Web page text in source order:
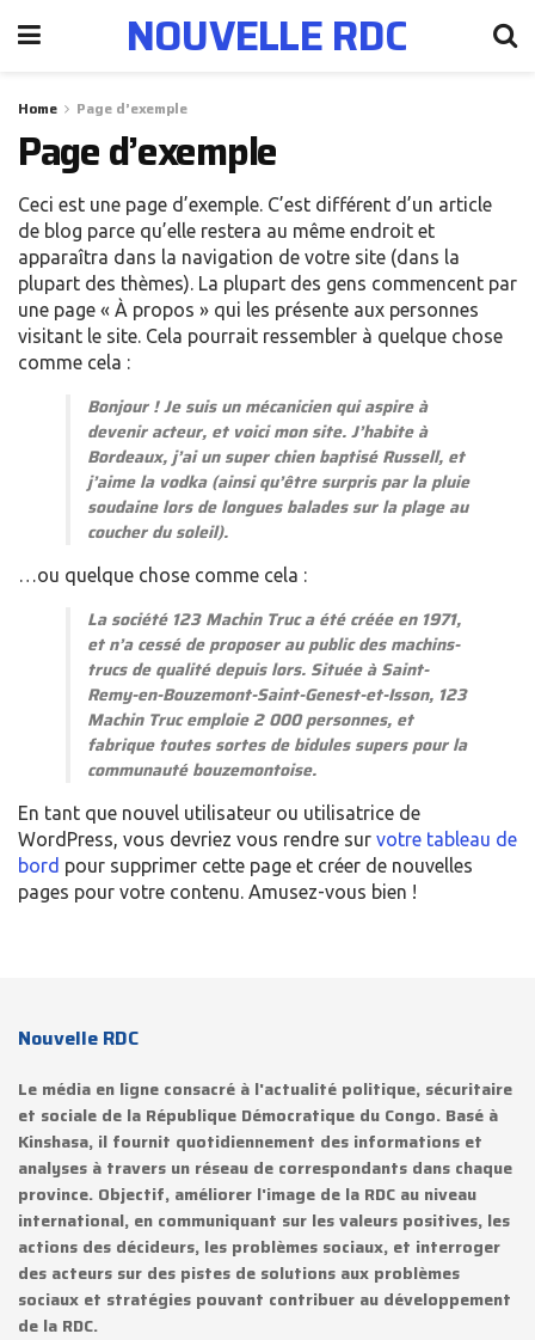
NOUVELLE RDC
Home Page d’exemple
Page d’exemple
Ceci est une page d’exemple. C’est différent d’un article
de blog parce qu’elle restera au même endroit et
apparaîtra dans la navigation de votre site (dans la
plupart des thèmes). La plupart des gens commencent par
une page « À propos » qui les présente aux personnes
visitant le site. Cela pourrait ressembler à quelque chose
comme cela :
Bonjour ! Je suis un mécanicien qui aspire à
devenir acteur, et voici mon site. J’habite à
Bordeaux, j’ai un super chien baptisé Russell, et
j’aime la vodka (ainsi qu’être surpris par la pluie
soudaine lors de longues balades sur la plage au
coucher du soleil).
…ou quelque chose comme cela :
La société 123 Machin Truc a été créée en 1971,
et n’a cessé de proposer au public des machins-
trucs de qualité depuis lors. Située à Saint-
Remy-en-Bouzemont-Saint-Genest-et-Isson, 123
Machin Truc emploie 2 000 personnes, et
fabrique toutes sortes de bidules supers pour la
communauté bouzemontoise.
En tant que nouvel utilisateur ou utilisatrice de
WordPress, vous devriez vous rendre sur votre tableau de
bord pour supprimer cette page et créer de nouvelles
pages pour votre contenu. Amusez-vous bien !
Nouvelle RDC
Le média en ligne consacré à l'actualité politique, sécuritaire
et sociale de la République Démocratique du Congo. Basé à
Kinshasa, il fournit quotidiennement des informations et
analyses à travers un réseau de correspondants dans chaque
province. Objectif, améliorer l'image de la RDC au niveau
international, en communiquant sur les valeurs positives, les
actions des décideurs, les problèmes sociaux, et interroger
des acteurs sur des pistes de solutions aux problèmes
sociaux et stratégies pouvant contribuer au développement
de la RDC.